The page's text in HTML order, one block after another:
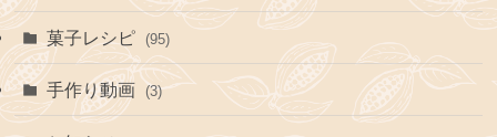
菓子レシピ (95)
手作り動画 (3)